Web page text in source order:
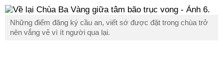
Những điểm đăng ký cầu an, viết sớ được đặt trong chùa trở
nên vắng vẻ vì ít người qua lại.